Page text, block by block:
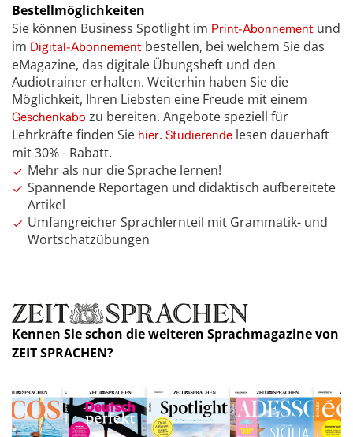
Bestellmöglichkeiten
Sie können Business Spotlight im Print-Abonnement und
im Digital-Abonnement bestellen, bei welchem Sie das
eMagazine, das digitale Übungsheft und den
Audiotrainer erhalten. Weiterhin haben Sie die
Möglichkeit, Ihren Liebsten eine Freude mit einem
Geschenkabo zu bereiten. Angebote speziell für
Lehrkräfte finden Sie hier. Studierende lesen dauerhaft
mit 30% - Rabatt.
Mehr als nur die Sprache lernen!
Spannende Reportagen und didaktisch aufbereitete
Artikel
Umfangreicher Sprachlernteil mit Grammatik- und
Wortschatzübungen
Kennen Sie schon die weiteren Sprachmagazine von
ZEIT SPRACHEN?